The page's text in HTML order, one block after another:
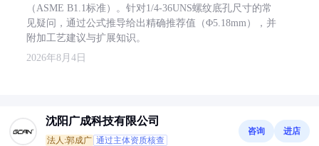
（ASME B1.1标准）。针对1/4-36UNS螺纹底孔尺寸的常
见疑问，通过公式推导给出精确推荐值（Φ5.18mm），并
附加工艺建议与扩展知识。
2026年8月4日
沈阳广成科技有限公司
法人:郭成广 通过主体资质核查
咨询 进店